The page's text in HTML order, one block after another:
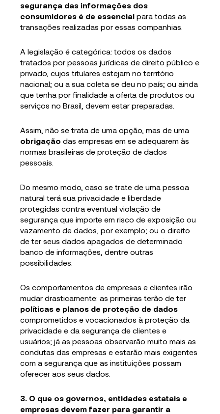
segurança das informações dos
consumidores é de essencial para todas as
transações realizadas por essas companhias.
A legislação é categórica: todos os dados
tratados por pessoas jurídicas de direito público e
privado, cujos titulares estejam no território
nacional; ou a sua coleta se deu no país; ou ainda
que tenha por finalidade a oferta de produtos ou
serviços no Brasil, devem estar preparadas.
Assim, não se trata de uma opção, mas de uma
obrigação das empresas em se adequarem às
normas brasileiras de proteção de dados
pessoais.
Do mesmo modo, caso se trate de uma pessoa
natural terá sua privacidade e liberdade
protegidas contra eventual violação de
segurança que importe em risco de exposição ou
vazamento de dados, por exemplo; ou o direito
de ter seus dados apagados de determinado
banco de informações, dentre outras
possibilidades.
Os comportamentos de empresas e clientes irão
mudar drasticamente: as primeiras terão de ter
políticas e planos de proteção de dados
comprometidos e vocacionados à proteção da
privacidade e da segurança de clientes e
usuários; já as pessoas observarão muito mais as
condutas das empresas e estarão mais exigentes
com a segurança que as instituições possam
oferecer aos seus dados.
3. O que os governos, entidades estatais e
empresas devem fazer para garantir a